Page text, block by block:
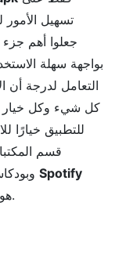
تسهيل الأمور
جعلوا أهم
التعامل لدرجة أن
كل شيء وكل خيار
للتطبيق خيارًا
قسم
Spotify
هو من أبسط التطبيقات.